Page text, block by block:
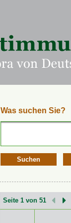
Was suchen Sie?
Suchen
Seite 1 von 51